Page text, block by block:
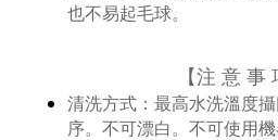
也不易起毛球。
【注 意 事
清洗方式： 最高水洗溫度
序。不可漂白。不可使用